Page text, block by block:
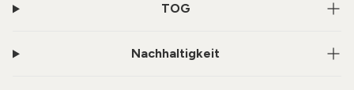
TOG
Nachhaltigkeit